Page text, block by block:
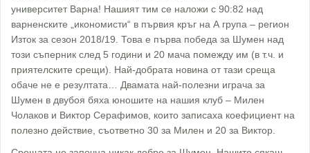
университет Варна! Нашият тим се наложи с 90:82 над
варненските „икономисти“ в първия кръг на А група – регион
Изток за сезон 2018/19. Това е първа победа за Шумен над
този съперник след 5 години и 20 мача помежду им (в т.ч. и
приятелските срещи). Най-добрата новина от тази среща
обаче не е резултата… Двамата най-полезни играча за
Шумен в двубоя бяха юношите на нашия клуб – Милен
Чолаков и Виктор Серафимов, които записаха коефициент на
полезно действие, съответно 30 за Милен и 20 за Виктор.